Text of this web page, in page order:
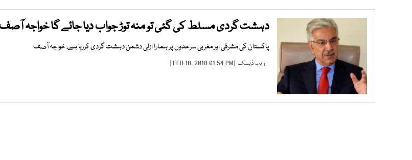
دہشت گردی مسلط کی گئی تو منہ توڑ جواب دیا جائے گا خواجہ
پاکستان کی مشرقی اور مغربی سرحدوں پر ہمارا ازلی دشمن دہشت گردی کررہا ہے، خواجہ آصف
ویب ڈیسک | FEB 18, 2018 01:54 PM |